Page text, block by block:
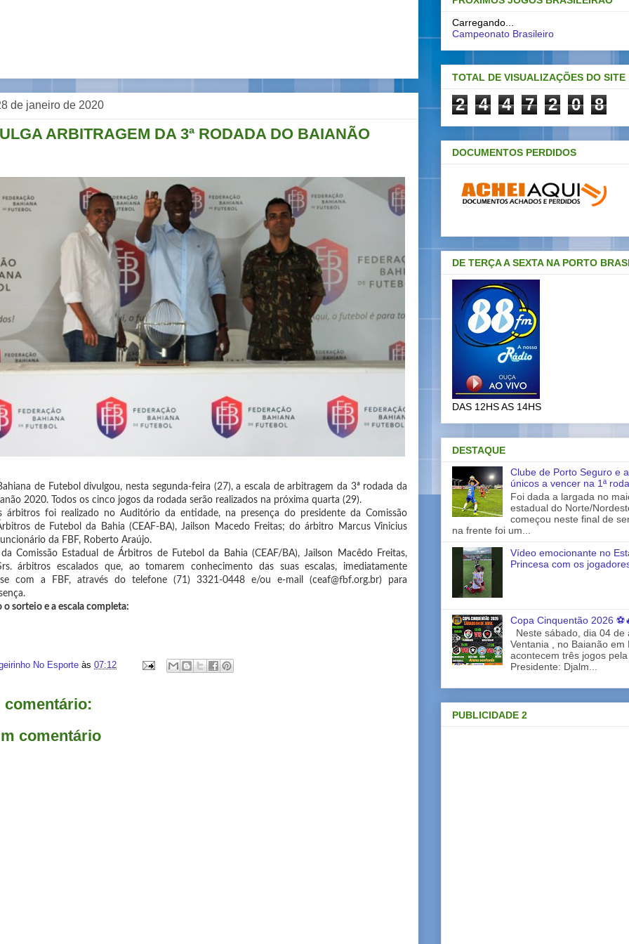
de janeiro de 2020
ARBITRAGEM DA 3ª RODADA DO BAIANÃO
de Futebol divulgou, nesta segunda-feira (27), a escala de arbitragem da 3ª rodada da
2020. Todos os cinco jogos da rodada serão realizados na próxima quarta (29).
árbitros foi realizado no Auditório da entidade, na presença do presidente da Comissão
de Futebol da Bahia (CEAF-BA), Jailson Macedo Freitas; do árbitro Marcus Vinicius
da FBF, Roberto Araújo.
Comissão Estadual de Árbitros de Futebol da Bahia (CEAF/BA), Jailson Macêdo Freitas,
árbitros escalados que, ao tomarem conhecimento das suas escalas, imediatamente
se com a FBF, através do telefone (71) 3321-0448 e/ou e-mail (ceaf@fbf.org.br) para
o sorteio e a escala completa:
No Esporte às 07:12
comentário:
comentário
Carregando...
Campeonato Brasileiro
TOTAL DE VISUALIZAÇÕES DO SITE
2 4 4 7 2 0 8
DOCUMENTOS PERDIDOS
DE TERÇA A SEXTA NA PORTO
DAS 12HS AS 14HS
DESTAQUE
Clube de Porto Seguro e
únicos a vencer na 1ª
Foi dada a largada no
estadual do Norte/
começou neste final de
na frente foi um...
Vídeo emocionante no
Princesa com os
Copa Cinquentão 2026
Neste sábado, dia 04 de
Ventania , no Baianão em
acontecem três jogos
Presidente: Djalm...
PUBLICIDADE 2